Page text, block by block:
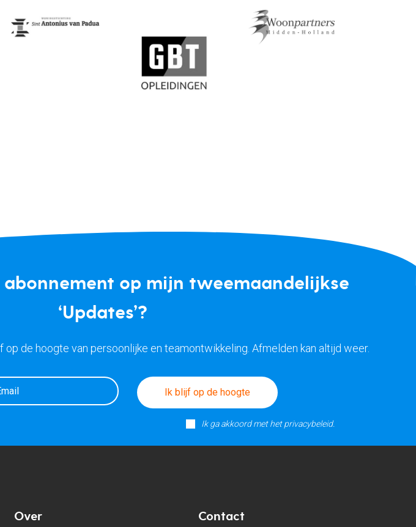
op mijn tweemaandelijkse
‘Updates’?
op de hoogte van persoonlijke en teamontwikkeling. Afmelden kan altijd weer.
Ik ga akkoord met het privacybeleid.
Ik blijf op de hoogte
Over Contact